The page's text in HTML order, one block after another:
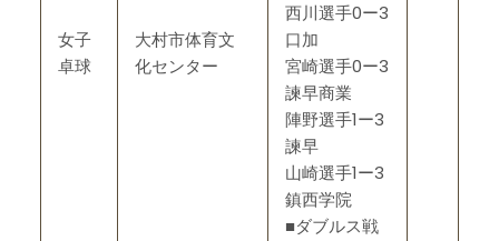
女子
卓球
大村市体育文
化センター
西川選手0ー3
口加
宮崎選手0ー3
諫早商業
陣野選手1ー3
諫早
山崎選手1ー3
鎮西学院
■ダブルス戦